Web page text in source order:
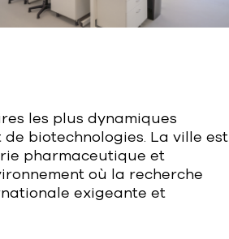
les plus dynamiques
biotechnologies. La ville est
pharmaceutique et
où la recherche
exigeante et